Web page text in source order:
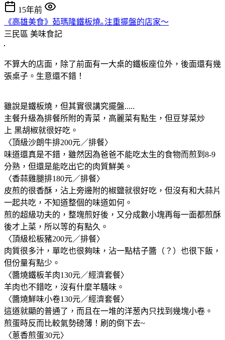
15年前
《高雄美食》茹瑪隆鐵板燒｡注重擺盤的店家～
三民區 美味食記
不算大的店面，除了前面有一大桌的鐵板座位外，後面還有幾
張桌子。生意還不錯！
雖說是鐵板燒，但其實很講究擺盤.....
主餐升級為排餐所附的青菜，高麗菜有點生，但豆芽菜炒
上 黑胡椒就很好吃。
〈頂級沙朗牛排200元／排餐〉
味道還真是不錯，雖然因為爸爸不能吃太生的食物而煎到8-9
分熟，但還是能吃出它的肉質鮮美。
〈香蒜雞腿排180元／排餐〉
皮煎的很香酥，沾上旁邊附的椒鹽就很好吃，但沒有和大蒜片
一起共吃，不知道整個的味道如何。
煎的超級功夫的，整塊煎好後，又分成數小塊再每一面都煎酥
後才上菜，所以等的有點久。
〈頂級松板豬200元／排餐〉
肉質很多汁，單吃也很夠味，沾一點桔子醬（？）也很下飯，
但份量有點少。
〈醬燒鐵板羊肉130元／經濟套餐〉
羊肉也不錯吃，沒有什麼羊騷味。
〈醬燒鮮味小卷130元／經濟套餐〉
這道就顯的普通了，而且在一堆的洋葱內只找到幾塊小卷。
煎蛋時反而比較氣勢磅薄！刷的倒下去~
〈蔥香煎蛋30元〉